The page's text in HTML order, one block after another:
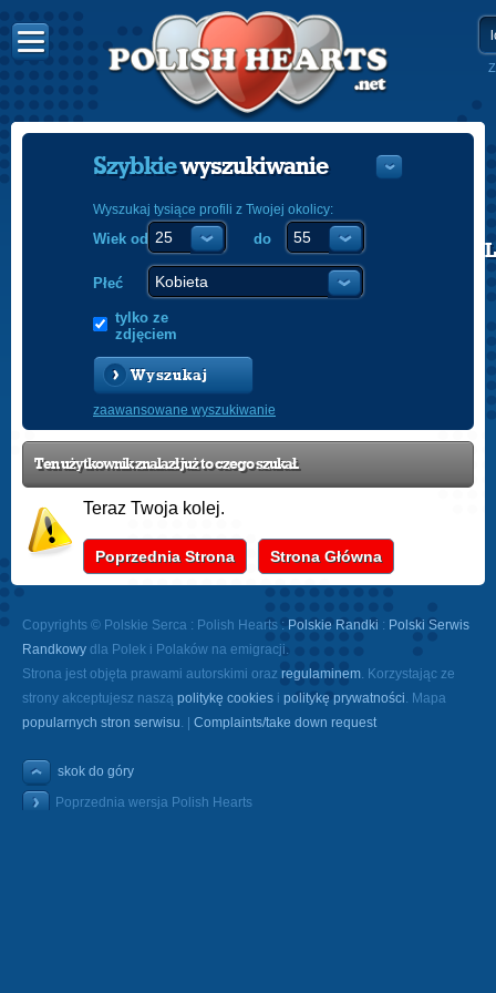
POLISH
Szybkiewyszukiwanie
Wyszukaj tysiące profili z Twojej okolicy:
Wiek od do
Płeć
tylko ze
zdjęciem
Wyszukaj
zaawansowane wyszukiwanie
Ten użytkownik znalazł już to czego szukał.
Teraz Twoja kolej.
Poprzednia Strona Strona Główna
Copyrights © Polskie Serca : Polish Hearts : Polskie Randki : Polski Serwis
Randkowy dla Polek i Polaków na emigracji.
Strona jest objęta prawami autorskimi oraz regulaminem. Korzystając ze
strony akceptujesz naszą politykę cookies i politykę prywatności. Mapa
popularnych stron serwisu. | Complaints/take down request
skok do góry
Poprzednia wersja Polish Hearts